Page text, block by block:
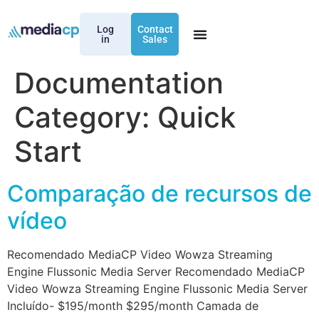
Log
in
Contact
Sales
Documentation
Category: Quick
Start
Comparação de recursos de
vídeo
Recomendado MediaCP Video Wowza Streaming
Engine Flussonic Media Server Recomendado MediaCP
Video Wowza Streaming Engine Flussonic Media Server
Incluído- $195/month $295/month Camada de